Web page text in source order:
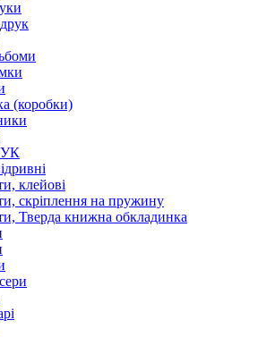
(коробки)
клейові
скріплення на пружину
Тверда книжна обкладинка